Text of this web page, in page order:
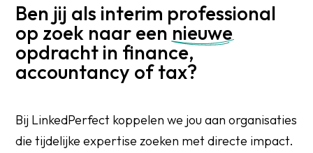
Ben jij als interim professional
op zoek naar eennieuwe
opdracht in finance,
accountancy of tax?
Bij LinkedPerfect koppelen we jou aan organisaties
die tijdelijke expertise zoeken met directe impact.